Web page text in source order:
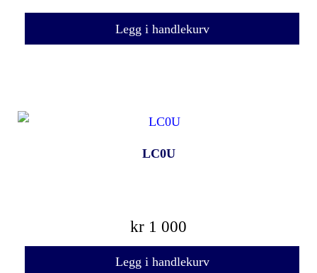
Legg i handlekurv
LC0U
kr 1 000
Legg i handlekurv